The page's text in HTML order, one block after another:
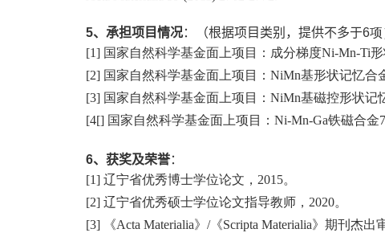
5、承担项目情况：（根据项目类别，提供不多于6项
[1] 国家自然科学基金面上项目：成分梯度Ni-Mn-Ti
[2] 国家自然科学基金面上项目： NiMn基形状记忆合
[3] 国家自然科学基金面上项目： NiMn基磁控形状记
[4[] 国家自然科学基金面上项目： Ni-Mn-Ga铁磁合金
6、获奖及荣誉：
[1] 辽宁省优秀博士学位论文， 2015。
[2] 辽宁省优秀硕士学位论文指导教师， 2020。
[3]
《Acta Materialia》 /《Scripta Materialia》期刊杰出